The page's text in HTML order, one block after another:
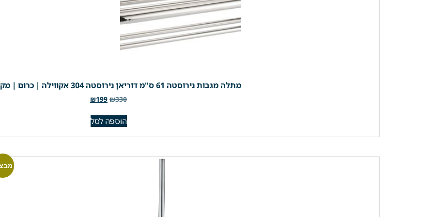
מתלה מגבות נירוסטה 61 ס"מ דוריאן נירוסטה 304 אקווילה | כרום | מק"ט 760
₪330
₪199
הוספה לסל